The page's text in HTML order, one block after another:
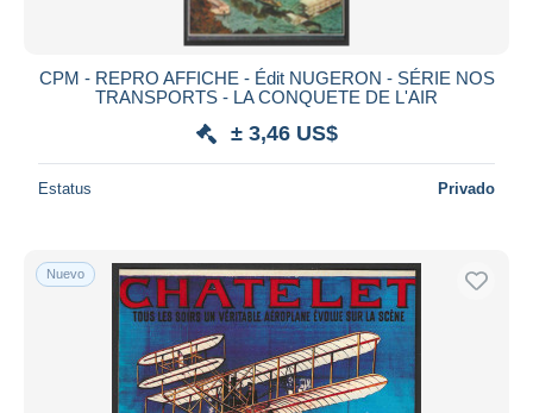
CPM - REPRO AFFICHE - Édit NUGERON - SÉRIE NOS
TRANSPORTS - LA CONQUETE DE L'AIR
± 3,46 US$
Estatus Privado
Nuevo